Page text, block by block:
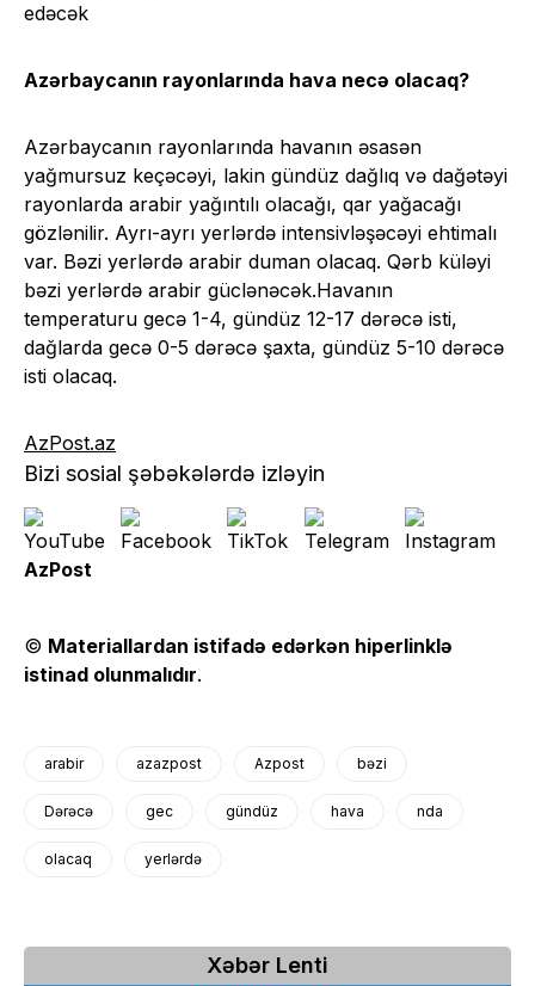
edəcək
Azərbaycanın rayonlarında hava necə olacaq?
Azərbaycanın rayonlarında havanın əsasən
yağmursuz keçəcəyi, lakin gündüz dağlıq və dağətəyi
rayonlarda arabir yağıntılı olacağı, qar yağacağı
gözlənilir. Ayrı-ayrı yerlərdə intensivləşəcəyi ehtimalı
var. Bəzi yerlərdə arabir duman olacaq. Qərb küləyi
bəzi yerlərdə arabir güclənəcək.Havanın
temperaturu gecə 1-4, gündüz 12-17 dərəcə isti,
dağlarda gecə 0-5 dərəcə şaxta, gündüz 5-10 dərəcə
isti olacaq.
AzPost.az
Bizi sosial şəbəkələrdə izləyin
AzPost
© Materiallardan istifadə edərkən hiperlinklə
istinad olunmalıdır.
arabir azazpost Azpost bəzi
Dərəcə gec gündüz hava nda
olacaq yerlərdə
Xəbər Lenti